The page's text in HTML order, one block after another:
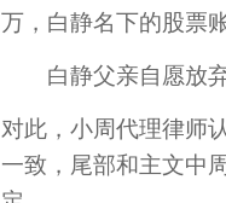
万，白静名下的股票
白静父亲自愿放
对此，小周代理律师
一致，尾部和主文中